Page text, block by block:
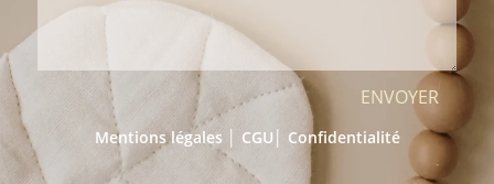
ENVOYER
Mentions légales │ CGU Confidentialité